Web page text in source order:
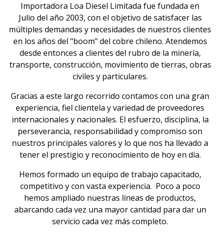
Importadora Loa Diesel Limitada fue fundada en
Julio del año 2003, con el objetivo de satisfacer las
múltiples demandas y necesidades de nuestros clientes
en los años del "boom" del cobre chileno. Atendemos
desde entonces a clientes del rubro de la minería,
transporte, construcción, movimiento de tierras, obras
civiles y particulares.
Gracias a este largo recorrido contamos con una gran
experiencia, fiel clientela y variedad de proveedores
internacionales y nacionales. El esfuerzo, disciplina, la
perseverancia, responsabilidad y compromiso son
nuestros principales valores y lo que nos ha llevado a
tener el prestigio y reconocimiento de hoy en día.
Hemos formado un equipo de trabajo capacitado,
competitivo y con vasta experiencia. Poco a poco
hemos ampliado nuestras líneas de productos,
abarcando cada vez una mayor cantidad para dar un
servicio cada vez más completo.